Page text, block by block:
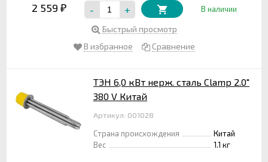
2 559 ₽ - + В наличии
Быстрый просмотр
В избранное
Сравнение
ТЭН 6,0 кВт нерж. сталь Clamp 2.0"
380 V Китай
Артикул: 001028
Страна происхождения
Китай
Вес
1.1 кг